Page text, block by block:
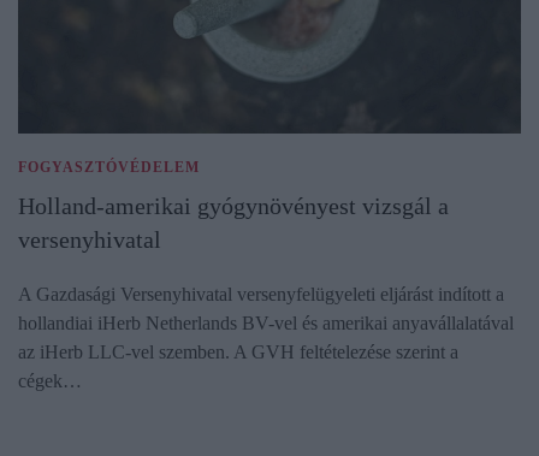
FOGYASZTÓVÉDELEM
Holland-amerikai gyógynövényest vizsgál a
versenyhivatal
A Gazdasági Versenyhivatal versenyfelügyeleti eljárást indított a
hollandiai iHerb Netherlands BV-vel és amerikai anyavállalatával
az iHerb LLC-vel szemben. A GVH feltételezése szerint a
cégek…